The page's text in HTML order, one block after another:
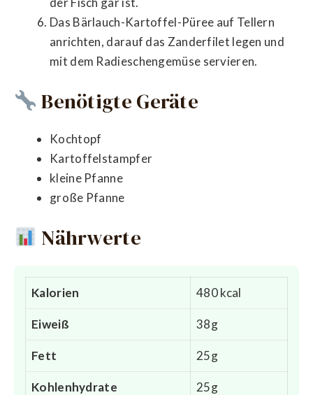
Das Bärlauch-Kartoffel-Püree auf Tellern
anrichten, darauf das Zanderfilet legen und
mit dem Radieschengemüse servieren.
Benötigte Geräte
Kochtopf
Kartoffelstampfer
kleine Pfanne
große Pfanne
Nährwerte
Kalorien 480 kcal
Eiweiß 38g
Fett 25g
Kohlenhydrate 25g